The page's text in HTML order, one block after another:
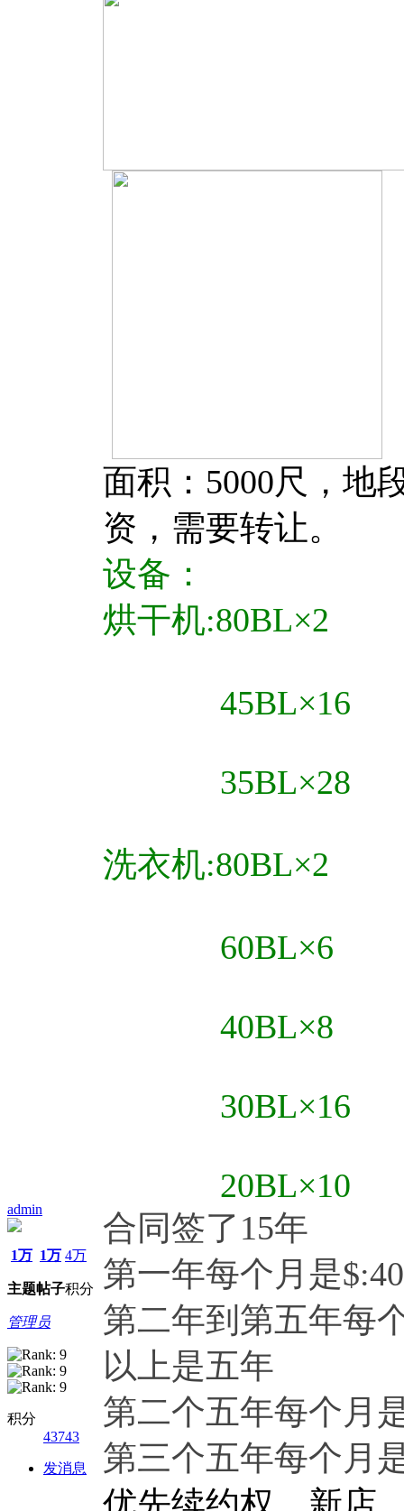
admin
1万
主题
1万
帖子
4万
积分
管理员
积分
43743
发消息
面积：5000尺，地
资，需要转让。
设备：
烘干机:80BL×2
45BL×16
35BL×28
洗衣机:80BL×2
60BL×6
40BL×8
30BL×16
20BL×10
合同签了15年
第一年每个月是
第二年到第五年每
以上是五年
第二个五年每个月
第三个五年每个月